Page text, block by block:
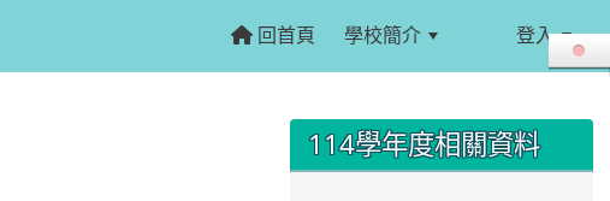
回首頁 學校簡介 登入
::: 114學年度相關資料